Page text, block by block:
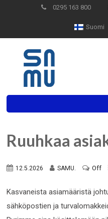
0295 163 800
Suomi
Ruuhkaa
12.5.2026 SAMU. Off
Kasvaneista asiamääristä
sähköpostien ja